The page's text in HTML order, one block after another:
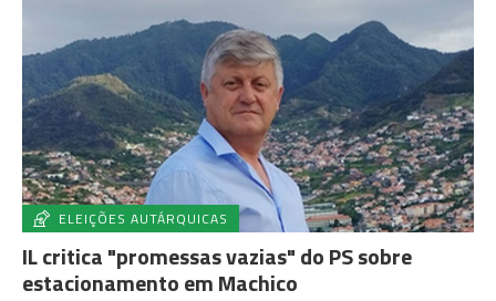
ELEIÇÕES AUTÁRQUICAS
IL critica "promessas vazias" do PS sobre
estacionamento em Machico